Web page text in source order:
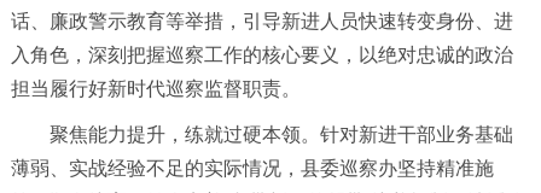
话、廉政警示教育等举措，引导新进人员快速转变身份、进
入角色，深刻把握巡察工作的核心要义，以绝对忠诚的政治
担当履行好新时代巡察监督职责。
聚焦能力提升，练就过硬本领。针对新进干部业务基础
薄弱、实战经验不足的实际情况，县委巡察办坚持精准施